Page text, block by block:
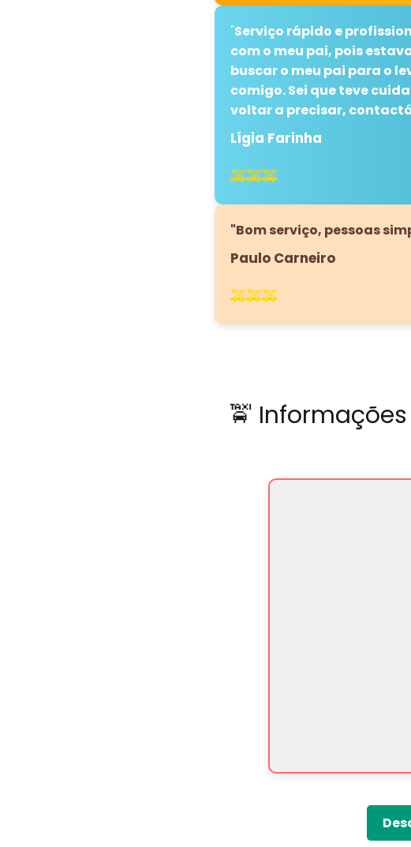
"Serviço rápido e
com o meu pai, pois
buscar o meu pai para o
comigo. Sei que teve
voltar a precisar,
Lígia Farinha
🚕🚕🚕
"Bom serviço, pessoas
Paulo Carneiro
🚕🚕🚕